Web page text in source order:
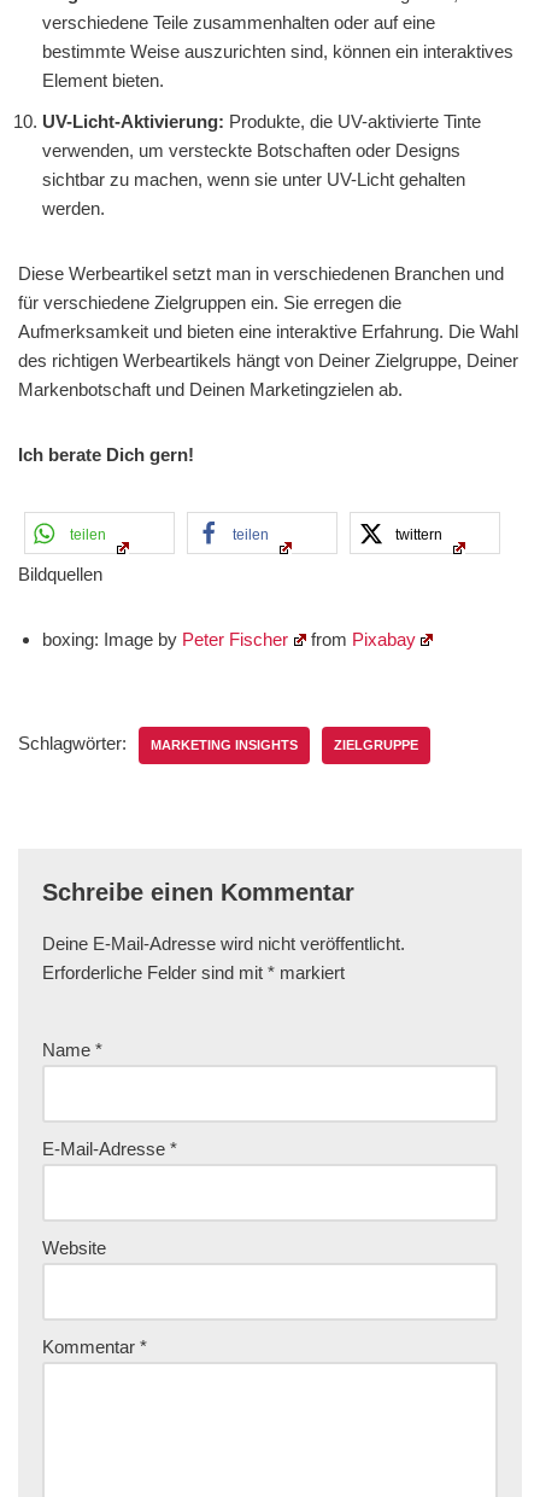
verschiedene Teile zusammenhalten oder auf eine
bestimmte Weise auszurichten sind, können ein interaktives
Element bieten.
UV-Licht-Aktivierung: Produkte, die UV-aktivierte Tinte
verwenden, um versteckte Botschaften oder Designs
sichtbar zu machen, wenn sie unter UV-Licht gehalten
werden.
Diese Werbeartikel setzt man in verschiedenen Branchen und
für verschiedene Zielgruppen ein. Sie erregen die
Aufmerksamkeit und bieten eine interaktive Erfahrung. Die Wahl
des richtigen Werbeartikels hängt von Deiner Zielgruppe, Deiner
Markenbotschaft und Deinen Marketingzielen ab.
Ich berate Dich gern!
teilen teilen twittern
Bildquellen
boxing: Image by Peter Fischer from Pixabay
Schlagwörter: MARKETING INSIGHTS ZIELGRUPPE
Schreibe einen Kommentar
Deine E-Mail-Adresse wird nicht veröffentlicht.
Erforderliche Felder sind mit * markiert
Name *
E-Mail-Adresse *
Website
Kommentar *